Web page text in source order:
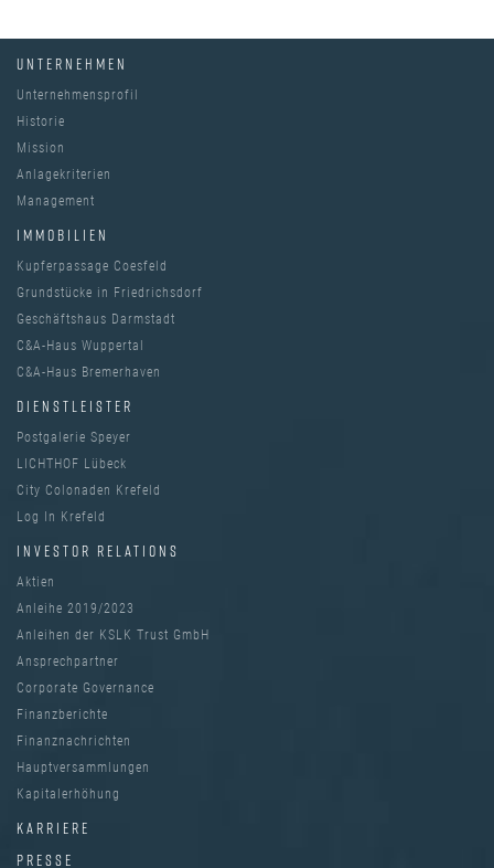
UNTERNEHMEN
Unternehmensprofil
Historie
Mission
Anlagekriterien
Management
IMMOBILIEN
Kupferpassage Coesfeld
Grundstücke in Friedrichsdorf
Geschäftshaus Darmstadt
C&A-Haus Wuppertal
C&A-Haus Bremerhaven
DIENSTLEISTER
Postgalerie Speyer
LICHTHOF Lübeck
City Colonaden Krefeld
Log In Krefeld
INVESTOR RELATIONS
Aktien
Anleihe 2019/2023
Anleihen der KSLK Trust GmbH
Ansprechpartner
Corporate Governance
Finanzberichte
Finanznachrichten
Hauptversammlungen
Kapitalerhöhung
KARRIERE
PRESSE